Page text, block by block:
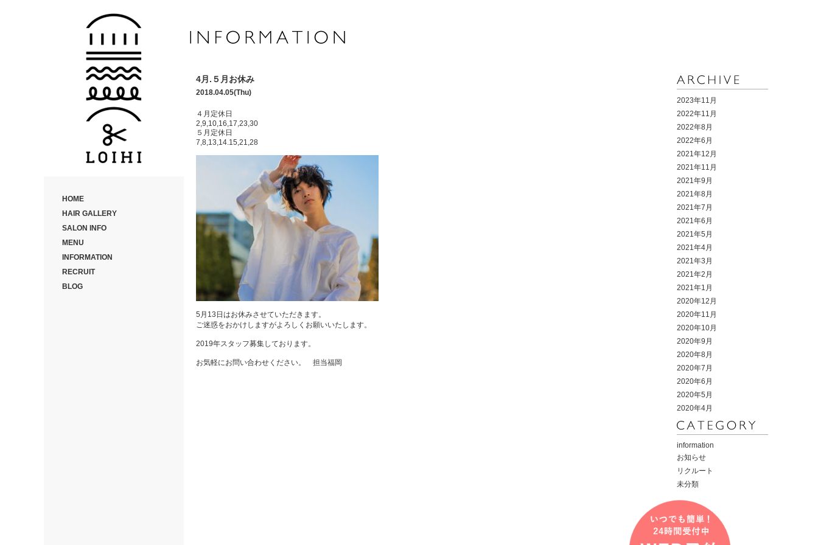
HOME
HAIR GALLERY
SALON INFO
MENU
INFORMATION
RECRUIT
BLOG
4月.５月お休み
2018.04.05(Thu)
４月定休日
2,9,10,16,17,23,30
５月定休日
7,8,13,14.15,21,28
5月13日はお休みさせていただきます。
ご迷惑をおかけしますがよろしくお願いいたします。
2019年スタッフ募集しております。
お気軽にお問い合わせください。 担当福岡
2023年11月
2022年11月
2022年8月
2022年6月
2021年12月
2021年11月
2021年9月
2021年8月
2021年7月
2021年6月
2021年5月
2021年4月
2021年3月
2021年2月
2021年1月
2020年12月
2020年11月
2020年10月
2020年9月
2020年8月
2020年7月
2020年6月
2020年5月
2020年4月
information
お知らせ
リクルート
未分類